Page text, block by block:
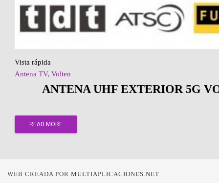
Vista rápida
Antena TV, Volten
ANTENA UHF EXTERIOR 5G
READ MORE
WEB CREADA POR MULTIAPLICACIONES.NET